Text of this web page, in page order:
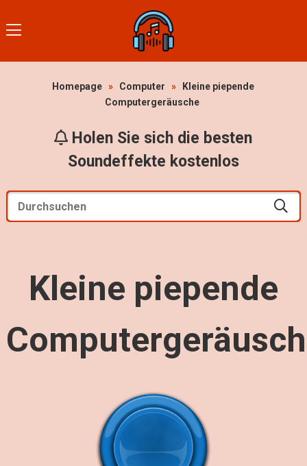
Homepage » Computer »
Kleine piepende
Computergeräusche
Holen Sie sich die besten
Soundeffekte kostenlos
Kleine piepende